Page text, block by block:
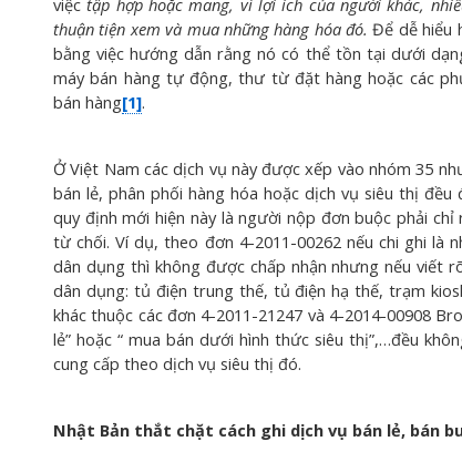
việctập hợp hoặc mang, vì lợi ích của người khác,
thuận tiện xem và mua những hàng hóa đó.Để dễ hiểu
bằng việc hướng dẫn rằng nó có thể tồn tại dưới
máy bán hàng tự động, thư từ đặt hàng hoặc các
bán hàng[1].
Ở Việt Nam các dịch vụ này được xếp vào nhóm 35
bán lẻ, phân phối hàng hóa hoặc dịch vụ siêu thị
quy định mới hiện này là người nộp đơn buộc phải
từ chối. Ví dụ, theo đơn 4-2011-00262 nếu chi ghi
dân dụng thì không được chấp nhận nhưng nếu viết
dân dụng: tủ điện trung thế, tủ điện hạ thế, trạm
khác thuộc các đơn 4-2011-21247 và 4-2014-00908
lẻ” hoặc “ mua bán dưới hình thức siêu thị”,…đều
cung cấp theo dịch vụ siêu thị đó.
Nhật Bản thắt chặt cách ghi dịch vụ bán lẻ, bán